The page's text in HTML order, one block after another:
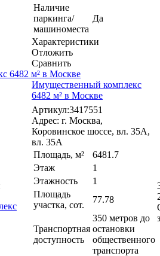
Наличие
паркинга/
машиноместа
Да
Характеристики
Отложить
Сравнить
6482 м² в Москве
Имущественный комплекс
6482 м² в Москве
Артикул:3417551
Адрес: г. Москва,
Коровинское шоссе, вл. 35А,
вл. 35А
Площадь, м²
6481.7
Этаж
1
Этажность
1
Площадь
участка, сот.
77.78
Транспортная
доступность
350 метров до
остановки
общественного
транспорта